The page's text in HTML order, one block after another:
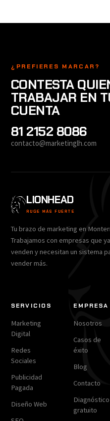
¿PREFIERES MARCAR?
CONTESTA
TRABAJAR EN
CUENTA
81 2152 8086
contacto@marketinglh.com
LIONHEAD
RUGE MÁS FUERTE
Tu brazo de marketing en
Trabajamos con empresas que ya
venden y necesitan un sistema
vender más.
SERVICIOS
Marketing
Digital
Redes
Sociales
Publicidad
Pagada
Diseño Web
EMPRESA
Nosotros
Casos de
éxito
Blog
Contacto
Diagnóstico
gratuito